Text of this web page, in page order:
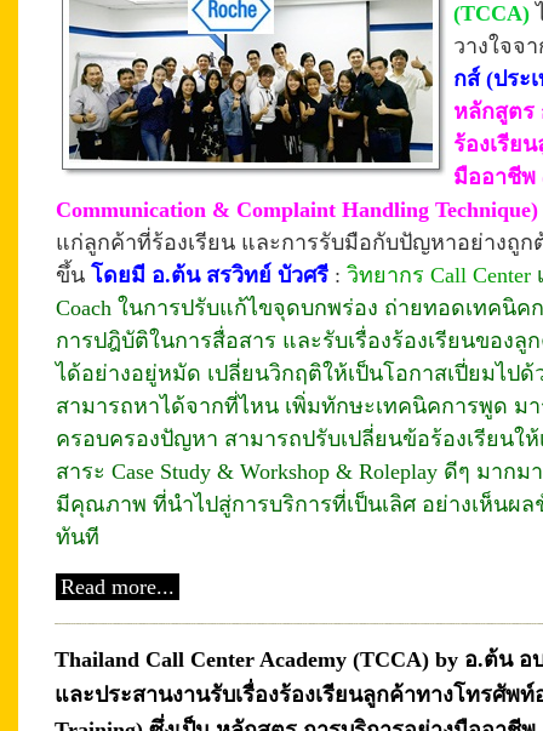
(TCCA)
วางใจจ
กส์ (ประ
หลักสูตร
ร้องเรีย
มืออาชีพ
Communication & Complaint Handling Technique)
แก่ลูกค้าที่ร้องเรียน และการรับมือกับปัญหาอย่างถู
ขึ้น โดยมี อ.ต้น สรวิทย์ บัวศรี : วิทยากร Call Center
Coach ในการปรับแก้ไขจุดบกพร่อง ถ่ายทอดเทคนิค
การปฎิบัติในการสื่อสาร และรับเรื่องร้องเรียนของ
ได้อย่างอยู่หมัด เปลี่ยนวิกฤติให้เป็นโอกาสเปี่ยมไป
สามารถหาได้จากที่ไหน เพิ่มทักษะเทคนิคการพูด ม
ครอบครองปัญหา สามารถปรับเปลี่ยนข้อร้องเรียนใ
สาระ Case Study & Workshop & Roleplay ดีๆ มา
มีคุณภาพ ที่นำไปสู่การบริการที่เป็นเลิศ อย่างเห็นผ
ทันที
Read more...
Thailand Call Center Academy (TCCA) by อ.ต้น
และประสานงานรับเรื่องร้องเรียนลูกค้าทางโทรศัพ